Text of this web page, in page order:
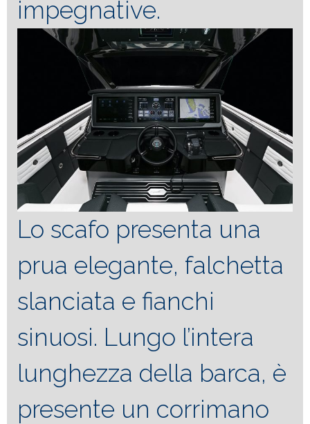
impegnative.
Lo scafo presenta una
prua elegante, falchetta
slanciata e fianchi
sinuosi. Lungo l’intera
lunghezza della barca, è
presente un corrimano